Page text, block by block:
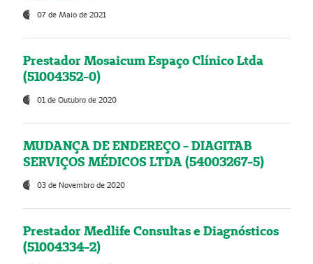
07 de Maio de 2021
Prestador Mosaicum Espaço Clínico Ltda
(51004352-0)
01 de Outubro de 2020
MUDANÇA DE ENDEREÇO - DIAGITAB
SERVIÇOS MÉDICOS LTDA (54003267-5)
03 de Novembro de 2020
Prestador Medlife Consultas e Diagnósticos
(51004334-2)